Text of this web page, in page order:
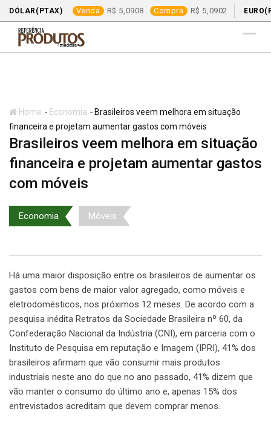
DÓLAR(PTAX) Venda 5,0908 Compra 5,0902
Home - Economia - Brasileiros veem melhora em situação
financeira e projetam aumentar gastos com móveis
Brasileiros veem melhora em situação
financeira e projetam aumentar gastos
com móveis
Economia Móveis
Há uma maior disposição entre os brasileiros de aumentar os
gastos com bens de maior valor agregado, como móveis e
eletrodomésticos, nos próximos 12 meses. De acordo com a
pesquisa inédita Retratos da Sociedade Brasileira nº 60, da
Confederação Nacional da Indústria (CNI), em parceria com o
Instituto de Pesquisa em reputação e Imagem (IPRI), 41% dos
brasileiros afirmam que vão consumir mais produtos
industriais neste ano do que no ano passado, 41% dizem que
vão manter o consumo do último ano e, apenas 15% dos
entrevistados acreditam que devem comprar menos.